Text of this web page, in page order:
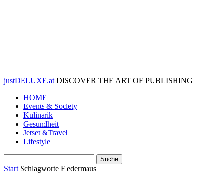
justDELUXE.at DISCOVER THE ART OF PUBLISHING
HOME
Events & Society
Kulinarik
Gesundheit
Jetset &Travel
Lifestyle
Start Schlagworte Fledermaus